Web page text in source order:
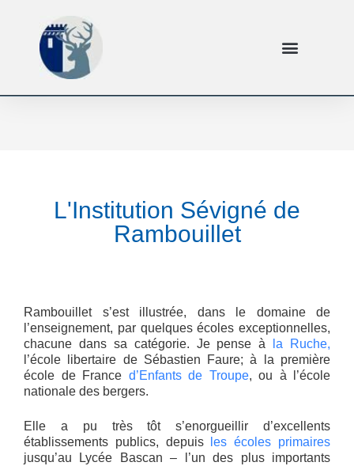
L'Institution Sévigné de
Rambouillet
Rambouillet s’est illustrée, dans le domaine de
l’enseignement, par quelques écoles exceptionnelles,
chacune dans sa catégorie. Je pense à
la Ruche,
l’école libertaire de Sébastien Faure; à la première
école de France d’Enfants de Troupe, ou à l’école
nationale des bergers.
Elle a pu très tôt s’enorgueillir d’excellents
établissements publics, depuis
les écoles primaires
jusqu’au Lycée Bascan – l’un des plus importants